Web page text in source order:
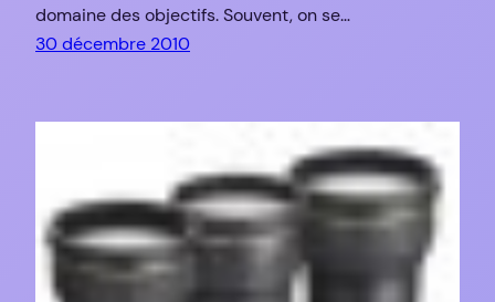
domaine des objectifs. Souvent, on se…
30 décembre 2010